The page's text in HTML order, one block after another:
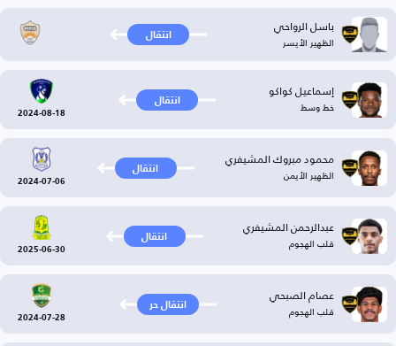
باسل الرواحي
الظهير الأيسر انتقال
إسماعيل كواكو
خط وسط انتقال
2024-08-18
محمود مبروك المشيفري
الظهير الأيمن انتقال
2024-07-06
عبدالرحمن المشيفري
قلب الهجوم انتقال
2025-06-30
عصام الصبحي
قلب الهجوم انتقال حر
2024-07-28